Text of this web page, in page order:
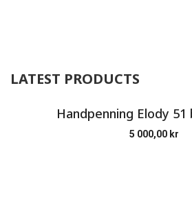
LATEST PRODUCTS
Handpenning Elody
5 000,00 kr